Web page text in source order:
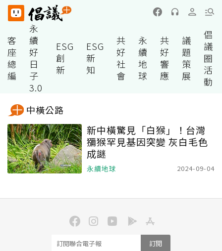
客
座
總
編
永
續
好
日
子
3.0
ESG
創
新
ESG
新
知
共
好
社
會
永
續
地
球
共
好
響
應
議
題
策
展
倡
議
圈
活
動
中橫公路
新中橫驚見「白猴」！台灣
獼猴罕見基因突變 灰白毛色
成謎
永續地球 2024-09-04
訂閱